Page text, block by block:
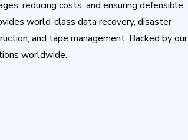
reducing costs, and ensuring defensible
world-class data recovery, disaster
and tape management. Backed by our
worldwide.